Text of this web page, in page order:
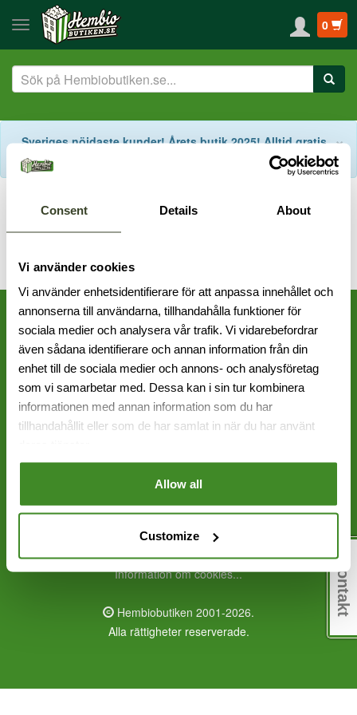
Consent Details About
Vi använder cookies
Vi använder enhetsidentifierare för att anpassa innehållet och
annonserna till användarna, tillhandahålla funktioner för
sociala medier och analysera vår trafik. Vi vidarebefordrar
även sådana identifierare och annan information från din
enhet till de sociala medier och annons- och analysföretag
som vi samarbetar med. Dessa kan i sin tur kombinera
informationen med annan information som du har
tillhandahållit eller som de har samlat in när du har använt
Allow all
Customize
0
×
Sveriges nöjdaste kunder! Årets butik 2025! Alltid gratis
fraktalternativ! Support på svenska!
Frölunda: 031 - 456 000
Sundbyberg: 08 - 651 17 70
info@hembiobutiken.se
Frölunda
Alla priser inklusive moms
0,10 | 896
Information om cookies...
Hembiobutiken 2001-2026.
Alla rättigheter reserverade.
Kontakt